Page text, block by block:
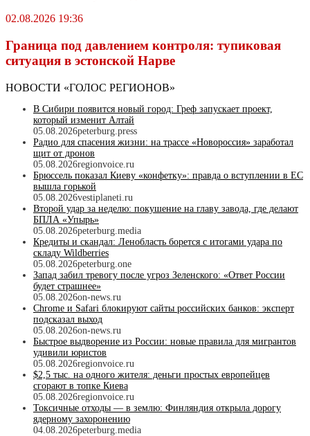
02.08.2026 19:36
Граница под давлением контроля: тупиковая
ситуация в эстонской Нарве
НОВОСТИ «ГОЛОС РЕГИОНОВ»
В Сибири появится новый город: Греф запускает проект,
который изменит Алтай
05.08.2026peterburg.press
Радио для спасения жизни: на трассе «Новороссия» заработал
щит от дронов
05.08.2026regionvoice.ru
Брюссель показал Киеву «конфетку»: правда о вступлении в ЕС
вышла горькой
05.08.2026vestiplaneti.ru
Второй удар за неделю: покушение на главу завода, где делают
БПЛА «Упырь»
05.08.2026peterburg.media
Кредиты и скандал: Ленобласть борется с итогами удара по
складу Wildberries
05.08.2026peterburg.one
Запад забил тревогу после угроз Зеленского: «Ответ России
будет страшнее»
05.08.2026on-news.ru
Chrome и Safari блокируют сайты российских банков: эксперт
подсказал выход
05.08.2026on-news.ru
Быстрое выдворение из России: новые правила для мигрантов
удивили юристов
05.08.2026regionvoice.ru
$2,5 тыс. на одного жителя: деньги простых европейцев
сгорают в топке Киева
05.08.2026regionvoice.ru
Токсичные отходы — в землю: Финляндия открыла дорогу
ядерному захоронению
04.08.2026peterburg.media